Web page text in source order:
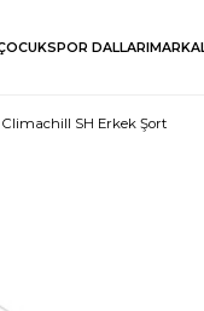
SPOR DALLARI
Climachill SH Erkek Şort